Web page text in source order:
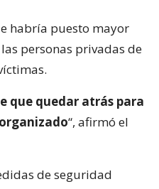
habría puesto mayor
personas privadas de
que quedar atrás para
“, afirmó el
de seguridad